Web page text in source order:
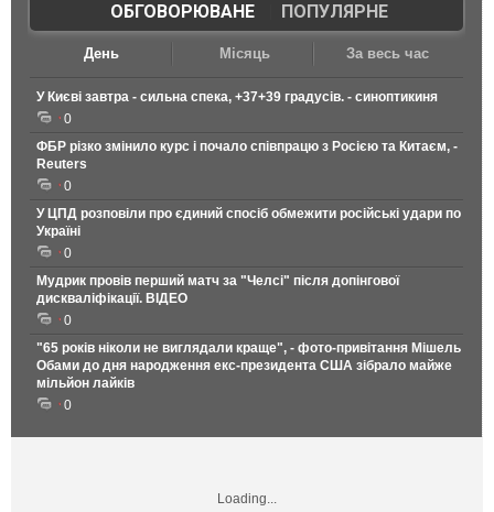
ОБГОВОРЮВАНЕ| ПОПУЛЯРНЕ
День Місяць За весь час
У Києві завтра - сильна спека, +37+39 градусів. - синоптикиня
0
ФБР різко змінило курс і почало співпрацю з Росією та Китаєм, -
Reuters
0
У ЦПД розповіли про єдиний спосіб обмежити російські удари по
Україні
0
Мудрик провів перший матч за "Челсі" після допінгової
дискваліфікації. ВІДЕО
0
"65 років ніколи не виглядали краще", - фото-привітання Мішель
Обами до дня народження екс-президента США зібрало майже
мільйон лайків
0
Loading...